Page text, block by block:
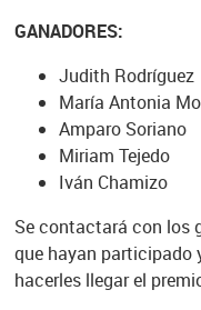
GANADORES:
Judith Rodríguez
María Antonia
Amparo Soriano
Miriam Tejedo
Iván Chamizo
Se contactará con los
que hayan participado
hacerles llegar el